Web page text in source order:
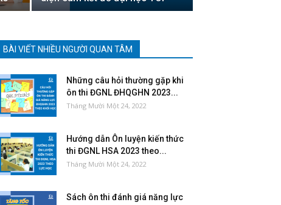
BÀI VIẾT NHIỀU NGƯỜI QUAN TÂM
Những câu hỏi thường gặp khi
ôn thi ĐGNL ĐHQGHN 2023...
Tháng Mười Một 24, 2022
Hướng dẫn Ôn luyện kiến thức
thi ĐGNL HSA 2023 theo...
Tháng Mười Một 24, 2022
Sách ôn thi đánh giá năng lực